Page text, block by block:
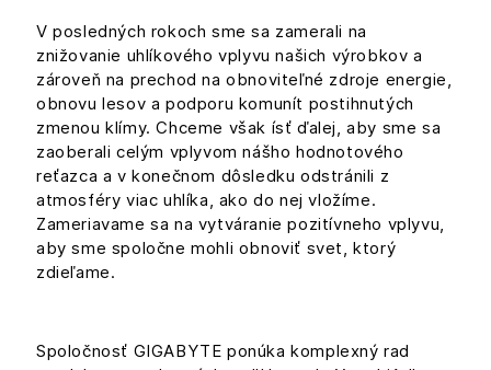
V posledných rokoch sme sa zamerali na
znižovanie uhlíkového vplyvu našich výrobkov a
zároveň na prechod na obnoviteľné zdroje energie,
obnovu lesov a podporu komunít postihnutých
zmenou klímy. Chceme však ísť ďalej, aby sme sa
zaoberali celým vplyvom nášho hodnotového
reťazca a v konečnom dôsledku odstránili z
atmosféry viac uhlíka, ako do nej vložíme.
Zameriavame sa na vytváranie pozitívneho vplyvu,
aby sme spoločne mohli obnoviť svet, ktorý
zdieľame.
Spoločnosť GIGABYTE ponúka komplexný rad